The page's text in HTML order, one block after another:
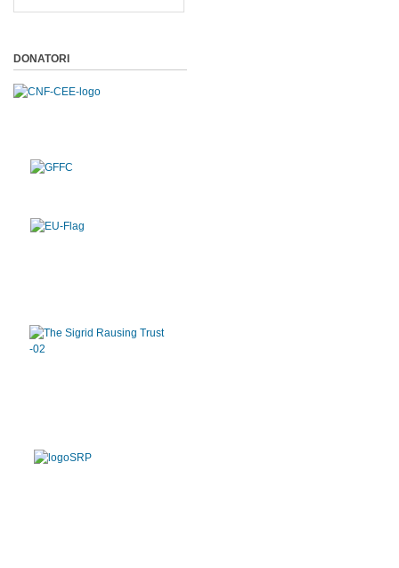
DONATORI